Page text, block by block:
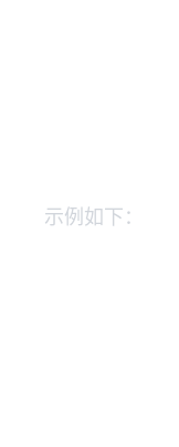
示例如下：